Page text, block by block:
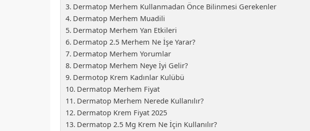
Dermatop Merhem Kullanmadan Önce Bilinmesi Gerekenler
Dermatop Merhem Muadili
Dermatop Merhem Yan Etkileri
Dermatop 2.5 Merhem Ne İşe Yarar?
Dermatop Merhem Yorumlar
Dermatop Merhem Neye İyi Gelir?
Dermotop Krem Kadınlar Kulübü
Dermatop Merhem Fiyat
Dermatop Merhem Nerede Kullanılır?
Dermatop Krem Fiyat 2025
Dermatop 2.5 Mg Krem Ne İçin Kullanılır?